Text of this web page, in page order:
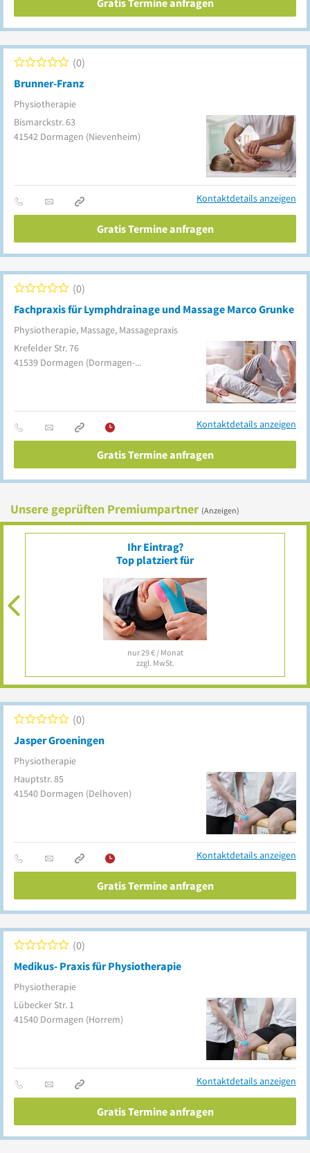
Gratis Termine anfragen
Brunner-Franz
Physiotherapie
0
Bismarckstr. 63
41542 Dormagen (Nievenheim)
Kontaktdetails anzeigen
Gratis Termine anfragen
Fachpraxis für Lymphdrainage und Massage Marco Grunke
Physiotherapie, Massage, Massagepraxis
0
Krefelder Str. 76
41539 Dormagen (Dormagen-Mitte)
Kontaktdetails anzeigen
Gratis Termine anfragen
Unsere geprüften Premiumpartner (Anzeigen)
Ihr Eintrag?
Top platziert für
nur 29 € / Monat
zzgl. MwSt.
Jasper Groeningen
Physiotherapie
0
Hauptstr. 85
41540 Dormagen (Delhoven)
Kontaktdetails anzeigen
Gratis Termine anfragen
Medikus- Praxis für Physiotherapie
Physiotherapie
0
Lübecker Str. 1
41540 Dormagen (Horrem)
Kontaktdetails anzeigen
Gratis Termine anfragen